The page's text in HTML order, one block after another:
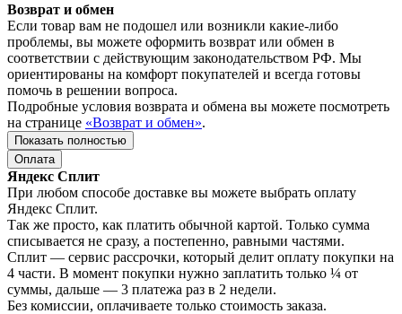
Возврат и обмен
Если товар вам не подошел или возникли какие-либо
проблемы, вы можете оформить возврат или обмен в
соответствии с действующим законодательством РФ. Мы
ориентированы на комфорт покупателей и всегда готовы
помочь в решении вопроса.
Подробные условия возврата и обмена вы можете посмотреть
на странице «Возврат и обмен».
Показать полностью
Оплата
Яндекс Сплит
При любом способе доставке вы можете выбрать оплату
Яндекс Сплит.
Так же просто, как платить обычной картой. Только сумма
списывается не сразу, а постепенно, равными частями.
Сплит — сервис рассрочки, который делит оплату покупки на
4 части. В момент покупки нужно заплатить только ¼ от
суммы, дальше — 3 платежа раз в 2 недели.
Без комиссии, оплачиваете только стоимость заказа.